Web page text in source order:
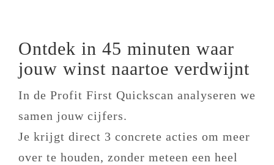
Ontdek in 45 minuten waar
jouw winst naartoe verdwijnt
In de Profit First Quickscan analyseren we
samen jouw cijfers.
Je krijgt direct 3 concrete acties om meer
over te houden, zonder meteen een heel